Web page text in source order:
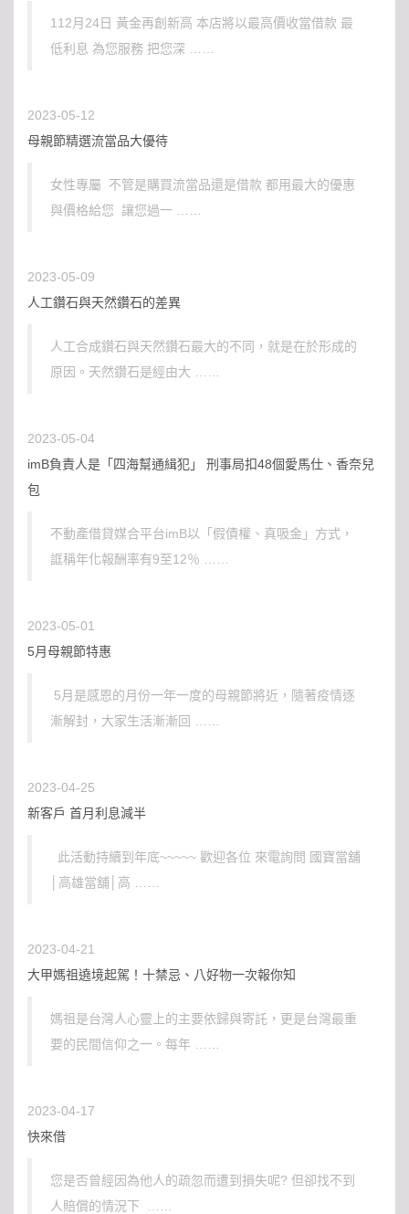
112月24日 黃金再創新高 本店將以最高價收當借款 最
低利息 為您服務 把您深 ……
2023-05-12
母親節精選流當品大優待
女性專屬 不管是購買流當品還是借款 都用最大的優惠
與價格給您 讓您過一 ……
2023-05-09
人工鑽石與天然鑽石的差異
人工合成鑽石與天然鑽石最大的不同，就是在於形成的
原因。天然鑽石是經由大 ……
2023-05-04
imB負責人是「四海幫通緝犯」 刑事局扣48個愛馬仕、香奈兒
包
不動產借貸媒合平台imB以「假債權、真吸金」方式，
誆稱年化報酬率有9至12％ ……
2023-05-01
5月母親節特惠
5月是感恩的月份一年一度的母親節將近，隨著疫情逐
漸解封，大家生活漸漸回 ……
2023-04-25
新客戶 首月利息減半
此活動持續到年底~~~~~ 歡迎各位 來電詢問 國寶當舖
│高雄當舖│高 ……
2023-04-21
大甲媽祖遶境起駕！十禁忌、八好物一次報你知
媽祖是台灣人心靈上的主要依歸與寄託，更是台灣最重
要的民間信仰之一。每年 ……
2023-04-17
快來借
您是否曾經因為他人的疏忽而遭到損失呢? 但卻找不到
人賠償的情況下 ……